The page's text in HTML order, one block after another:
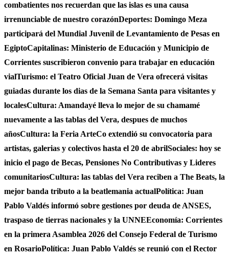
combatientes nos recuerdan que las islas es una causa
irrenunciable de nuestro corazónDeportes: Domingo Meza
participará del Mundial Juvenil de Levantamiento de Pesas en
EgiptoCapitalinas: Ministerio de Educación y Municipio de
Corrientes suscribieron convenio para trabajar en educación
vialTurismo: el Teatro Oficial Juan de Vera ofrecerá visitas
guiadas durante los dias de la Semana Santa para visitantes y
localesCultura: Amandayé lleva lo mejor de su chamamé
nuevamente a las tablas del Vera, despues de muchos
añosCultura: la Feria ArteCo extendió su convocatoria para
artistas, galerias y colectivos hasta el 20 de abrilSociales: hoy se
inicio el pago de Becas, Pensiones No Contributivas y Lideres
comunitariosCultura: las tablas del Vera reciben a The Beats, la
mejor banda tributo a la beatlemania actualPolítica: Juan
Pablo Valdés informó sobre gestiones por deuda de ANSES,
traspaso de tierras nacionales y la UNNEEconomía: Corrientes
en la primera Asamblea 2026 del Consejo Federal de Turismo
en RosarioPolítica: Juan Pablo Valdés se reunió con el Rector